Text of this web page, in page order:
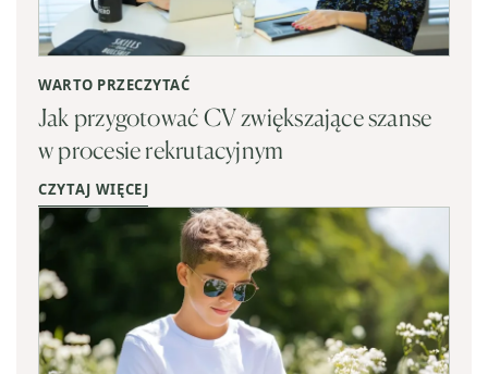
WARTO PRZECZYTAĆ
Jak przygotować CV zwiększające szanse
w procesie rekrutacyjnym
CZYTAJ WIĘCEJ